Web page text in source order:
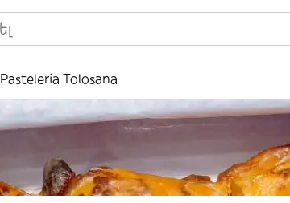
Pastelería Tolosana